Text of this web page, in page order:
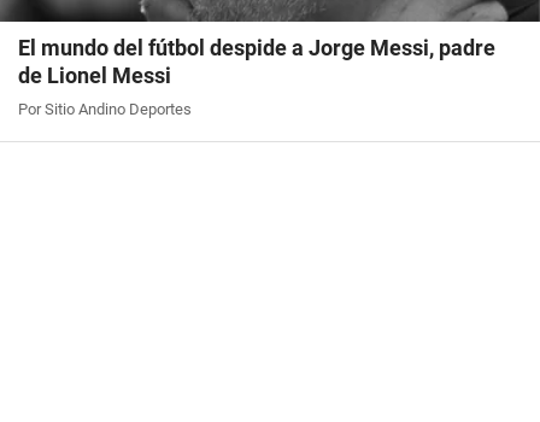
El mundo del fútbol despide a Jorge Messi, padre
de Lionel Messi
Por Sitio Andino Deportes